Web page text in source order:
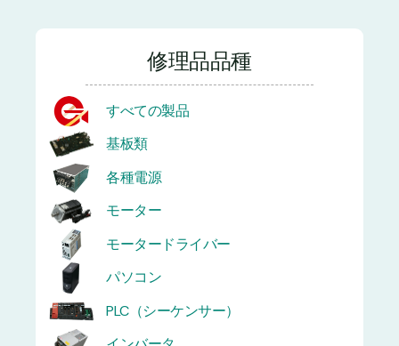
修理品品種
すべての製品
基板類
各種電源
モーター
モータードライバー
パソコン
PLC（シーケンサー）